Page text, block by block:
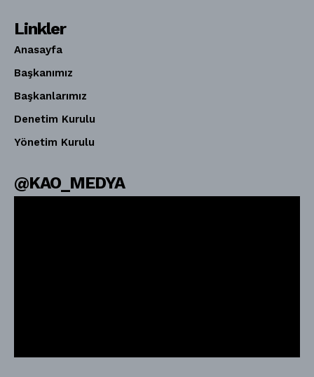
Linkler
Anasayfa
Başkanımız
Başkanlarımız
Denetim Kurulu
Yönetim Kurulu
@KAO_MEDYA